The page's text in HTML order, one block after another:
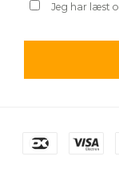
Jeg har læst